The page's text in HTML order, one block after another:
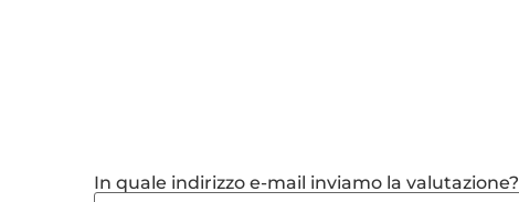
In quale indirizzo e-mail inviamo la valutazione?